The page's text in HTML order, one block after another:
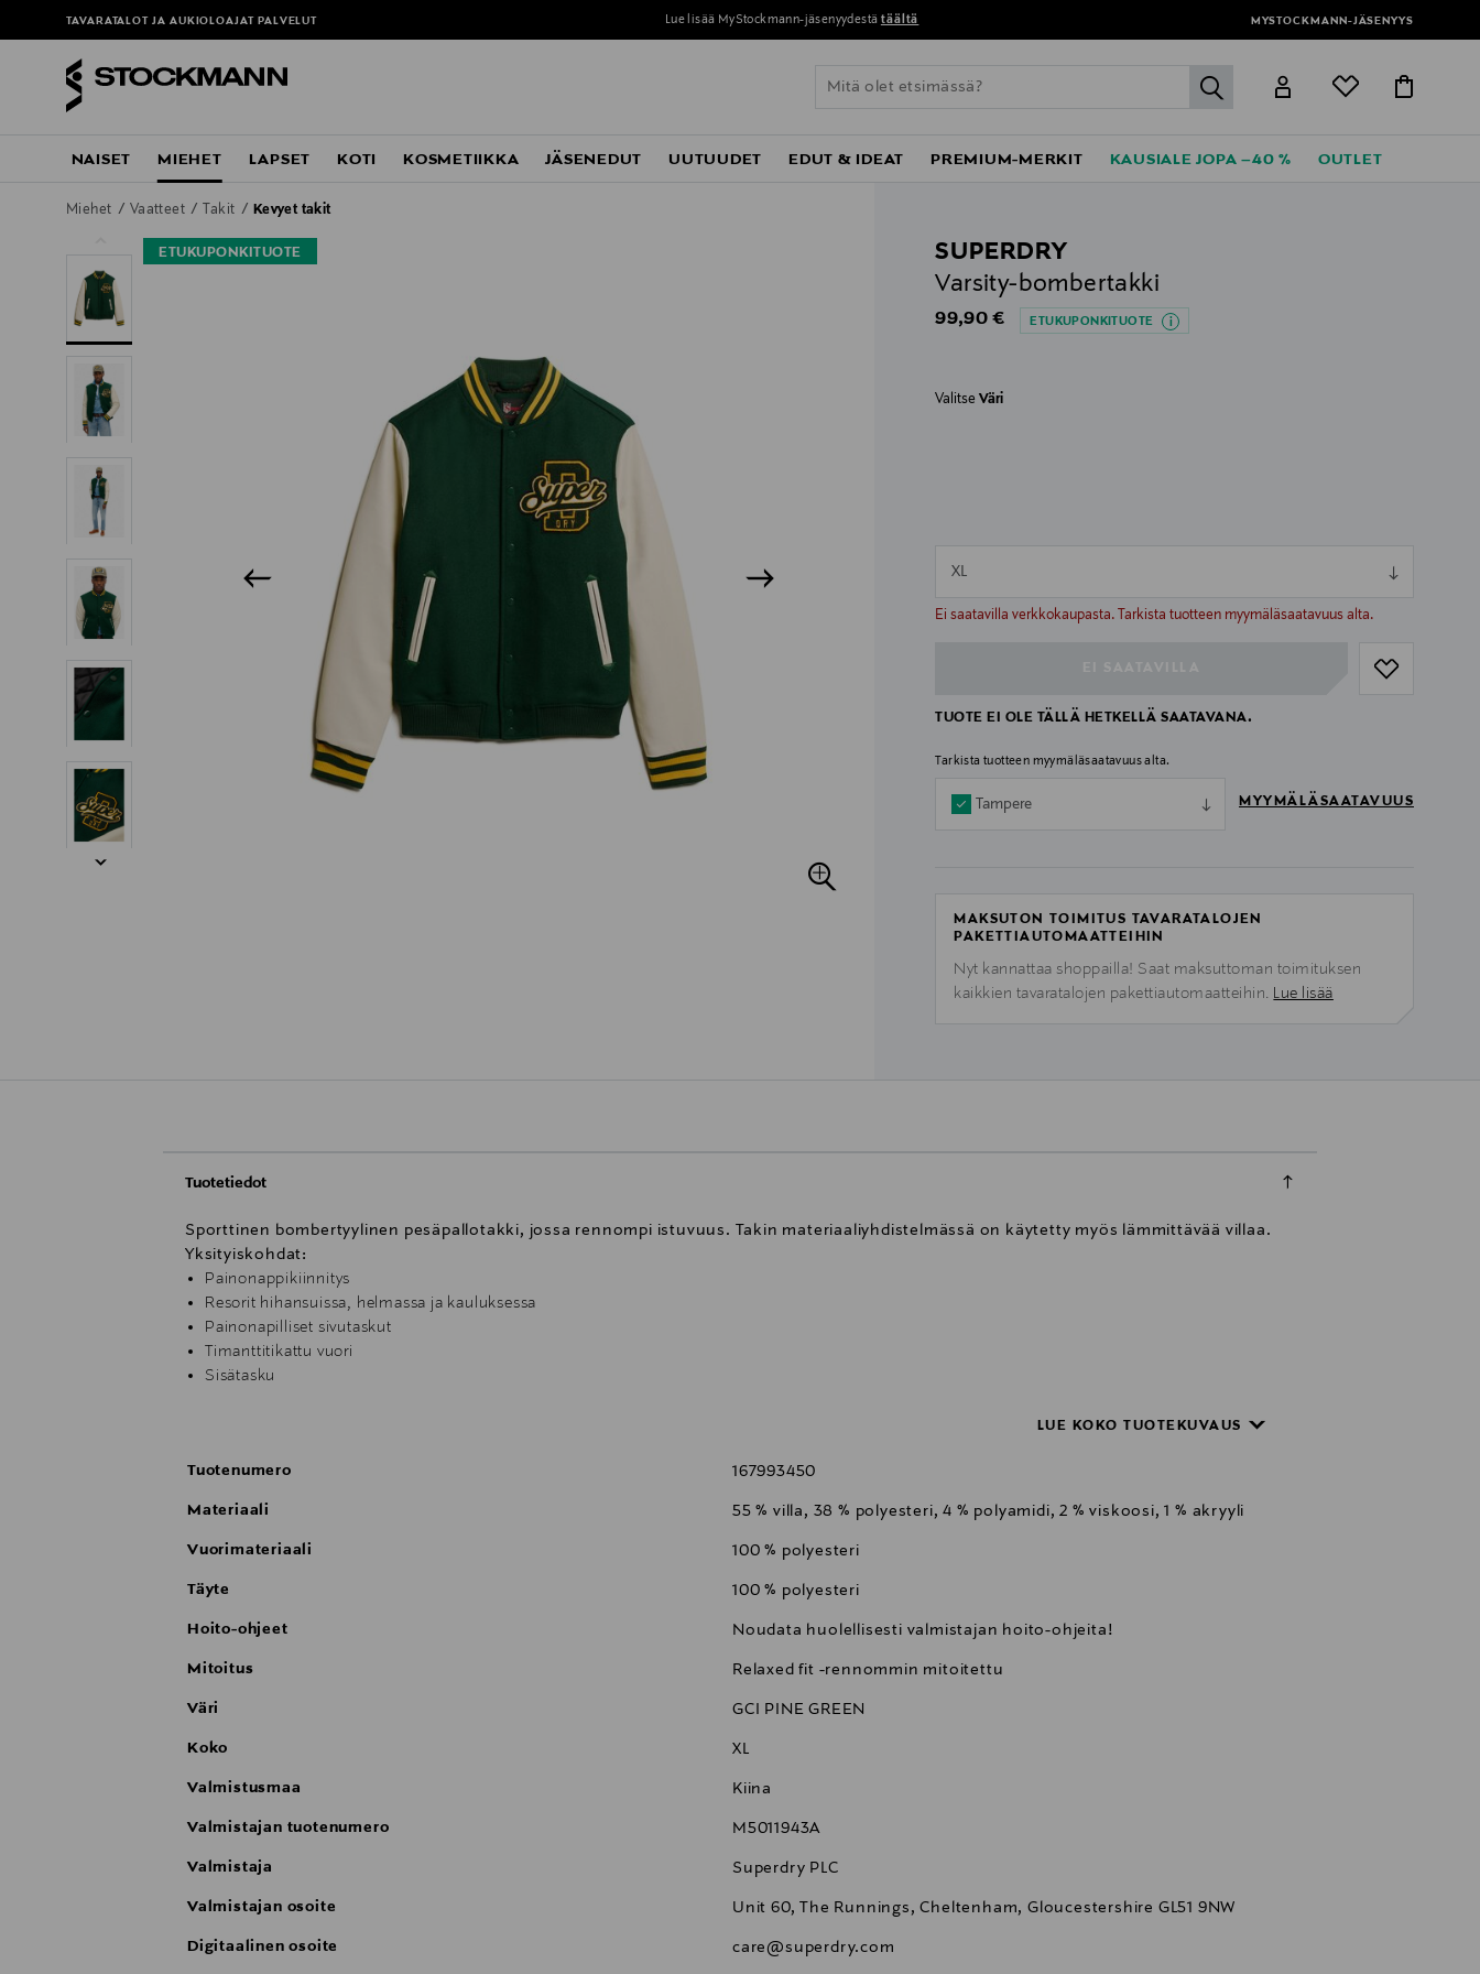
TAVARATALOT JA AUKIOLOAJAT PALVELUT Perustoimitus 0 € yli 120 euron ostoksista! MYSTOCKMANN-JÄSENYYS
label.header.go
NAISET MIEHET LAPSET KOTI KOSMETIIKKA JÄSENEDUT UUTUUDET EDUT & IDEAT PREMIUM-MERKIT KAUSIALE JOPA –40 % OUTLET
Miehet Vaatteet Takit Kevyet takit
ETUKUPONKITUOTE
SUPERDRY
Varsity-bombertakki
Original Price
99,90 € ETUKUPONKITUOTE
ValitseVäri
XL
Ei saatavilla verkkokaupasta. Tarkista tuotteen myymäläsaatavuus alta.
null
TUOTE EI OLE TÄLLÄ HETKELLÄ SAATAVANA.
Tarkista tuotteen myymäläsaatavuus alta.
Tampere MYYMÄLÄSAATAVUUS
MAKSUTON TOIMITUS TAVARATALOJEN
PAKETTIAUTOMAATTEIHIN
Nyt kannattaa shoppailla! Saat maksuttoman toimituksen
kaikkien tavaratalojen pakettiautomaatteihin. Lue lisää
Tuotetiedot
Sporttinen bombertyylinen pesäpallotakki, jossa rennompi istuvuus. Takin materiaaliyhdistelmässä on käytetty myös lämmittävää villaa.
Yksityiskohdat:
Painonappikiinnitys
Resorit hihansuissa, helmassa ja kauluksessa
Painonapilliset sivutaskut
Timanttitikattu vuori
Sisätasku
LUE KOKO TUOTEKUVAUS
Tuotenumero 167993450
Materiaali 55 % villa, 38 % polyesteri, 4 % polyamidi, 2 % viskoosi, 1 % akryyli
Vuorimateriaali 100 % polyesteri
Täyte 100 % polyesteri
Hoito-ohjeet Noudata huolellisesti valmistajan hoito-ohjeita!
Mitoitus Relaxed fit -rennommin mitoitettu
Väri GCI PINE GREEN
Koko XL
Valmistusmaa Kiina
Valmistajan tuotenumero M5011943A
Valmistaja Superdry PLC
Valmistajan osoite Unit 60, The Runnings, Cheltenham, Gloucestershire GL51 9NW
Digitaalinen osoite care@superdry.com